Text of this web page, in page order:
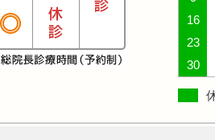
16
23
30